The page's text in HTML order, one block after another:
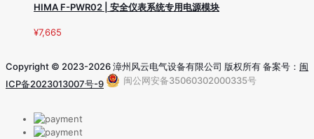
HIMA F-PWR02 | 安全仪表系统专用电源模块
¥7,665
Copyright © 2023-2026 漳州风云电气设备有限公司 版权所有 备案号： 闽
ICP备2023013007号-9
闽公网安备35060302000335号